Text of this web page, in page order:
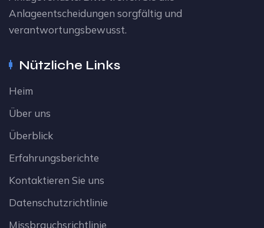
Anlageentscheidungen sorgfältig und
verantwortungsbewusst.
Nützliche Links
Heim
Über uns
Überblick
Erfahrungsberichte
Kontaktieren Sie uns
Datenschutzrichtlinie
Missbrauchsrichtlinie